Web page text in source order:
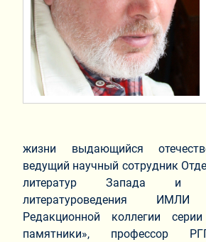
жизни выдающийся
ведущий научный сотрудник
литератур Запада и
литературоведения
Редакционной коллегии
памятники», профессор